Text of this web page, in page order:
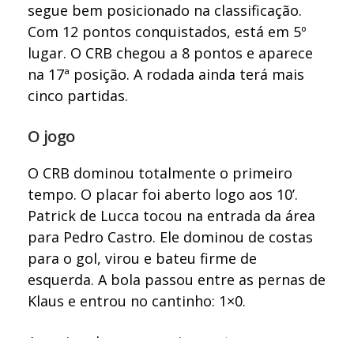
segue bem posicionado na classificação.
Com 12 pontos conquistados, está em 5º
lugar. O CRB chegou a 8 pontos e aparece
na 17ª posição. A rodada ainda terá mais
cinco partidas.
O jogo
O CRB dominou totalmente o primeiro
tempo. O placar foi aberto logo aos 10’.
Patrick de Lucca tocou na entrada da área
para Pedro Castro. Ele dominou de costas
para o gol, virou e bateu firme de
esquerda. A bola passou entre as pernas de
Klaus e entrou no cantinho: 1×0.